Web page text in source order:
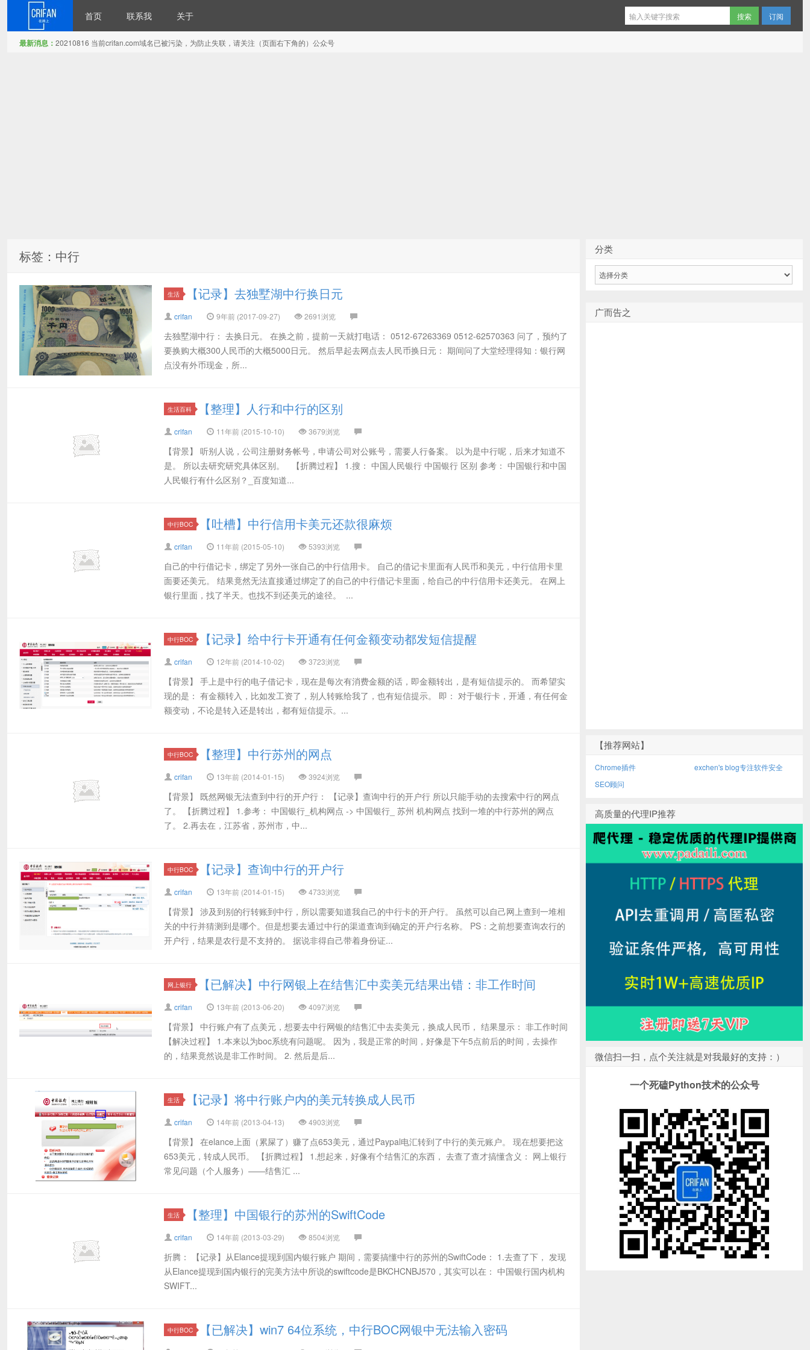
首页 联系我 关于 订阅
最新消息： 20210816 当前crifan.com域名已被污染，为防止失联，请关注（页面右下角的）公众号
标签：中行
生活 【记录】去独墅湖中行换日元
crifan 9年前 (2017-09-27) 2691浏览
去独墅湖中行： 去换日元。 在换之前，提前一天就打电话： 0512-67263369 0512-62570363 问了，预约了
要换购大概300人民币的大概5000日元。 然后早起去网点去人民币换日元： 期间问了大堂经理得知：银行网
点没有外币现金，所...
生活百科 【整理】人行和中行的区别
crifan 11年前 (2015-10-10) 3679浏览
【背景】 听别人说，公司注册财务帐号，申请公司对公账号，需要人行备案。 以为是中行呢，后来才知道不
是。 所以去研究研究具体区别。 【折腾过程】 1.搜： 中国人民银行 中国银行 区别 参考： 中国银行和中国
人民银行有什么区别？_百度知道...
中行BOC 【吐槽】中行信用卡美元还款很麻烦
crifan 11年前 (2015-05-10) 5393浏览
自己的中行借记卡，绑定了另外一张自己的中行信用卡。 自己的借记卡里面有人民币和美元，中行信用卡里
面要还美元。 结果竟然无法直接通过绑定了的自己的中行借记卡里面，给自己的中行信用卡还美元。 在网上
银行里面，找了半天。也找不到还美元的途径。 ...
中行BOC 【记录】给中行卡开通有任何金额变动都发短信提醒
crifan 12年前 (2014-10-02) 3723浏览
【背景】 手上是中行的电子借记卡，现在是每次有消费金额的话，即金额转出，是有短信提示的。 而希望实
现的是： 有金额转入，比如发工资了，别人转账给我了，也有短信提示。 即： 对于银行卡，开通，有任何金
额变动，不论是转入还是转出，都有短信提示。...
中行BOC 【整理】中行苏州的网点
crifan 13年前 (2014-01-15) 3924浏览
【背景】 既然网银无法查到中行的开户行： 【记录】查询中行的开户行 所以只能手动的去搜索中行的网点
了。 【折腾过程】 1.参考： 中国银行_机构网点 -> 中国银行_ 苏州 机构网点 找到一堆的中行苏州的网点
了。 2.再去在，江苏省，苏州市，中...
中行BOC 【记录】查询中行的开户行
crifan 13年前 (2014-01-15) 4733浏览
【背景】 涉及到别的行转账到中行，所以需要知道我自己的中行卡的开户行。 虽然可以自己网上查到一堆相
关的中行并猜测到是哪个。但是想要去通过中行的渠道查询到确定的开户行名称。 PS：之前想要查询农行的
开户行，结果是农行是不支持的。 据说非得自己带着身份证...
网上银行 【已解决】中行网银上在结售汇中卖美元结果出错：非工作时间
crifan 13年前 (2013-06-20) 4097浏览
【背景】 中行账户有了点美元，想要去中行网银的结售汇中去卖美元，换成人民币， 结果显示： 非工作时间
【解决过程】 1.本来以为boc系统有问题呢。 因为，我是正常的时间，好像是下午5点前后的时间，去操作
的，结果竟然说是非工作时间。 2. 然后是后...
生活 【记录】将中行账户内的美元转换成人民币
crifan 14年前 (2013-04-13) 4903浏览
【背景】 在elance上面（累屎了）赚了点653美元，通过Paypal电汇转到了中行的美元账户。 现在想要把这
653美元，转成人民币。 【折腾过程】 1.想起来，好像有个结售汇的东西， 去查了查才搞懂含义： 网上银行
常见问题（个人服务）——结售汇 ...
生活 【整理】中国银行的苏州的SwiftCode
crifan 14年前 (2013-03-29) 8504浏览
折腾： 【记录】从Elance提现到国内银行账户 期间，需要搞懂中行的苏州的SwiftCode： 1.去查了下， 发现
从Elance提现到国内银行的完美方法中所说的swiftcode是BKCHCNBJ570，其实可以在： 中国银行国内机构
SWIFT...
中行BOC 【已解决】win7 64位系统，中行BOC网银中无法输入密码
分类
广而告之
【推荐网站】
Chrome插件
exchen's blog专注软件安全
SEO顾问
高质量的代理IP推荐
微信扫一扫，点个关注就是对我最好的支持：）
一个死磕Python技术的公众号